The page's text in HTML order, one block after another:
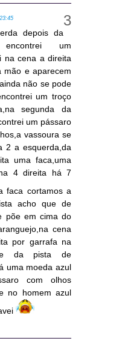
depois da
um
na cena a direita
mão e aparecem
não se pode
um troço
segunda da
um pássaro
vassoura se
2 a esquerda,da
uma faca,uma
4 direita há 7
faca cortamos a
acho que de
põe em cima do
cena
por garrafa na
e da pista de
uma moeda azul
com olhos
no homem azul